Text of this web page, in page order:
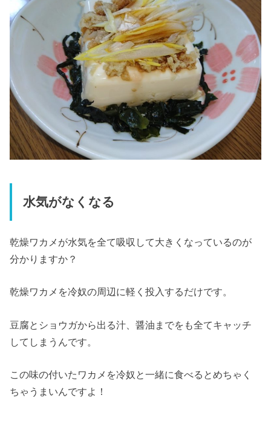
水気がなくなる
乾燥ワカメが水気を全て吸収して大きくなっているのが
分かりますか？
乾燥ワカメを冷奴の周辺に軽く投入するだけです。
豆腐とショウガから出る汁、醤油までをも全てキャッチ
してしまうんです。
この味の付いたワカメを冷奴と一緒に食べるとめちゃく
ちゃうまいんですよ！